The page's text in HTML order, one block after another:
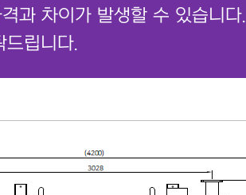
과 차이가 발생할 수 있습니다.
립니다.